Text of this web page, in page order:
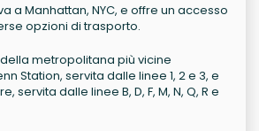
a Manhattan, NYC, e offre un accesso
opzioni di trasporto.
metropolitana più vicine
Station, servita dalle linee 1, 2 e 3, e
servita dalle linee B, D, F, M, N, Q, R e